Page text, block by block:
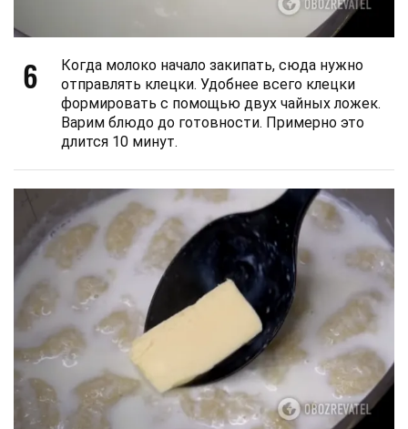
6
Когда молоко начало закипать, сюда нужно
отправлять клецки. Удобнее всего клецки
формировать с помощью двух чайных ложек.
Варим блюдо до готовности. Примерно это
длится 10 минут.